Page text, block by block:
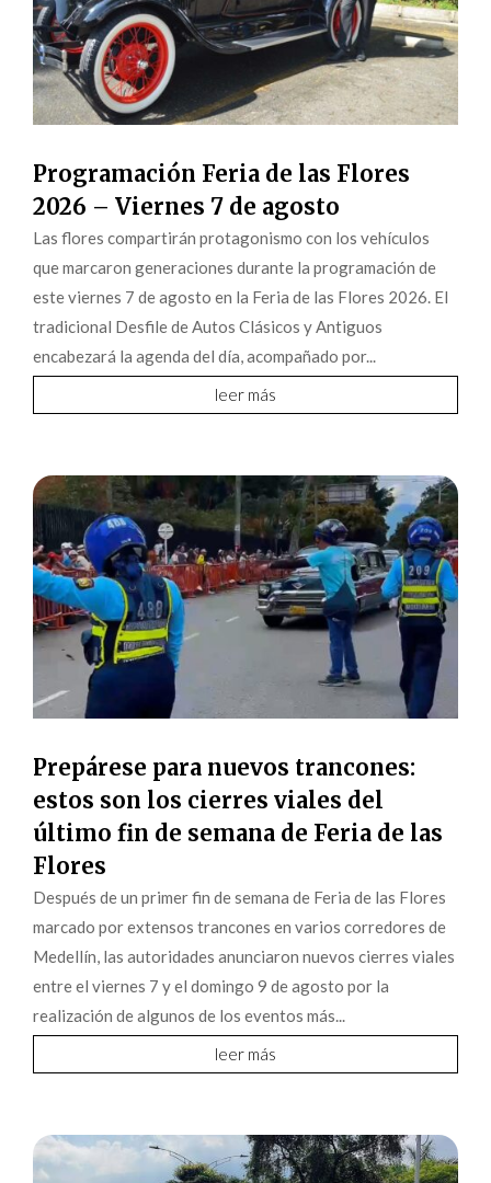
Programación Feria de las Flores
2026 – Viernes 7 de agosto
Las flores compartirán protagonismo con los vehículos
que marcaron generaciones durante la programación de
este viernes 7 de agosto en la Feria de las Flores 2026. El
tradicional Desfile de Autos Clásicos y Antiguos
encabezará la agenda del día, acompañado por...
leer más
Prepárese para nuevos trancones:
estos son los cierres viales del
último fin de semana de Feria de las
Flores
Después de un primer fin de semana de Feria de las Flores
marcado por extensos trancones en varios corredores de
Medellín, las autoridades anunciaron nuevos cierres viales
entre el viernes 7 y el domingo 9 de agosto por la
realización de algunos de los eventos más...
leer más